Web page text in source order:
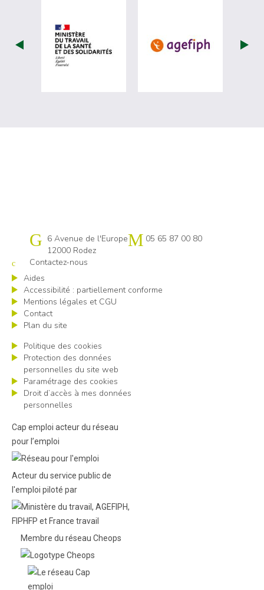
visiter les site de Ministère du travail
visiter les
Cap emploi 12
6 Avenue de l'Europe
12000 Rodez
05 65 87 00 80
Contactez-nous
Aides
Accessibilité : partiellement conforme
Mentions légales et CGU
Contact
Plan du site
Politique des cookies
Protection des données
personnelles du site web
Paramétrage des cookies
Droit d’accès à mes données
personnelles
Cap emploi acteur du réseau
pour l’emploi
Acteur du service public de
l'emploi piloté par
Membre du réseau Cheops